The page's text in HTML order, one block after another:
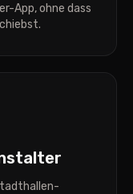
App, ohne dass